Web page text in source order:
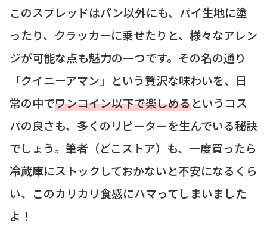
このスプレッドはパン以外にも、パイ生地に塗
ったり、クラッカーに乗せたりと、様々なアレン
ジが可能な点も魅力の一つです。その名の通り
「クイニーアマン」という贅沢な味わいを、日
常の中でワンコイン以下で楽しめるというコス
パの良さも、多くのリピーターを生んでいる秘訣
でしょう。筆者（どこストア）も、一度買ったら
冷蔵庫にストックしておかないと不安になるくら
い、このカリカリ食感にハマってしまいました
よ！